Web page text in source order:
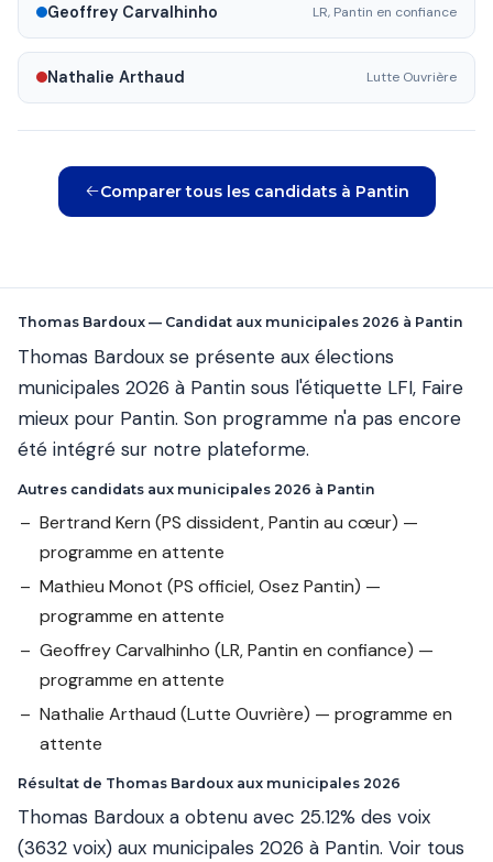
Geoffrey Carvalhinho LR, Pantin en confiance
Nathalie Arthaud Lutte Ouvrière
Comparer tous les candidats à Pantin
Thomas Bardoux — Candidat aux municipales 2026 à Pantin
Thomas Bardoux se présente aux élections
municipales 2026 à Pantin sous l'étiquette LFI, Faire
mieux pour Pantin. Son programme n'a pas encore
été intégré sur notre plateforme.
Autres candidats aux municipales 2026 à Pantin
Bertrand Kern (PS dissident, Pantin au cœur) —
programme en attente
Mathieu Monot (PS officiel, Osez Pantin) —
programme en attente
Geoffrey Carvalhinho (LR, Pantin en confiance) —
programme en attente
Nathalie Arthaud (Lutte Ouvrière) — programme en
attente
Résultat de Thomas Bardoux aux municipales 2026
Thomas Bardoux a obtenu avec 25.12% des voix
(3632 voix) aux municipales 2026 à Pantin. Voir tous